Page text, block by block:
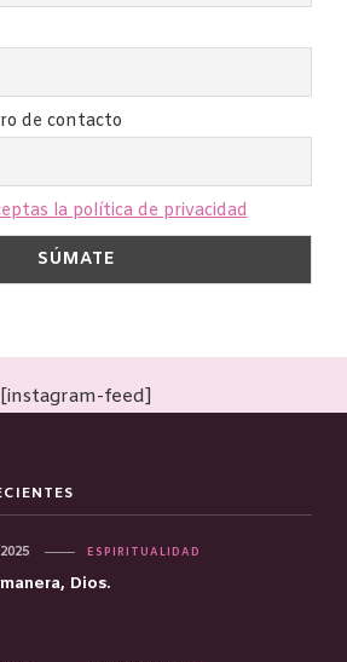
de contacto
la política de privacidad
[instagram-feed]
ESPIRITUALIDAD
Dios.